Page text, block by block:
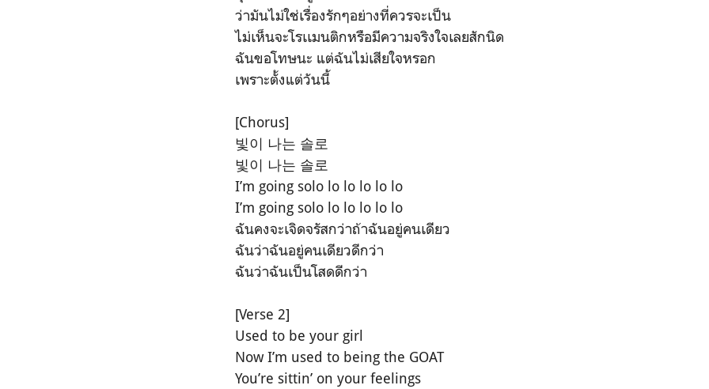
ว่ามันไม่ใช่เรื่องรักๆอย่างที่ควรจะเป็น
ไม่เห็นจะโรเเมนติกหรือมีความจริงใจเลยสักนิด
ฉันขอโทษนะ แต่ฉันไม่เสียใจหรอก
เพราะตั้งแต่วันนี้
[Chorus]
빛이 나는 솔로
빛이 나는 솔로
I’m going solo lo lo lo lo lo
I’m going solo lo lo lo lo lo
ฉันคงจะเจิดจรัสกว่าถ้าฉันอยู่คนเดียว
ฉันว่าฉันอยู่คนเดียวดีกว่า
ฉันว่าฉันเป็นโสดดีกว่า
[Verse 2]
Used to be your girl
Now I’m used to being the GOAT
You’re sittin’ on your feelings